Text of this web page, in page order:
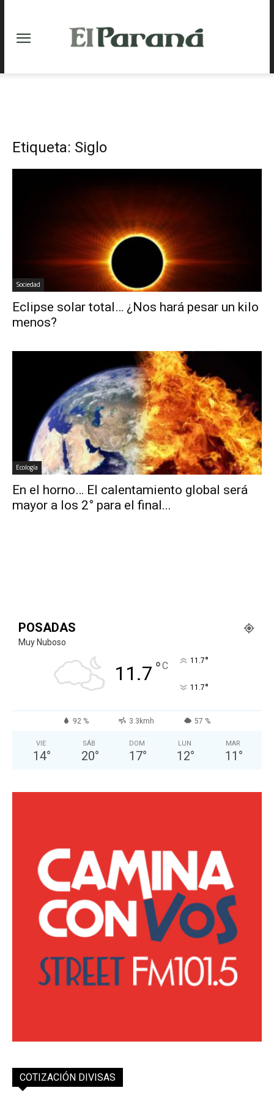
Etiqueta: Siglo
Sociedad
Eclipse solar total… ¿Nos hará pesar un kilo
menos?
Ecología
En el horno… El calentamiento global será
mayor a los 2° para el final...
POSADAS
Muy Nuboso
11.7 °C 11.7°
11.7°
92 % 3.3kmh 57 %
VIE
14°
SÁB
20°
DOM
17°
LUN
12°
MAR
11 °
COTIZACIÓN DIVISAS